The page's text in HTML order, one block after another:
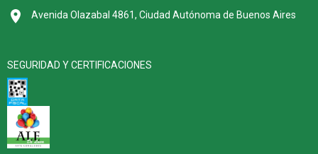
Avenida Olazabal 4861, Ciudad Autónoma de Buenos Aires
SEGURIDAD Y CERTIFICACIONES